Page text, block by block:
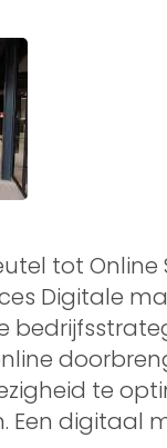
tot
Digitale
te
digitaal